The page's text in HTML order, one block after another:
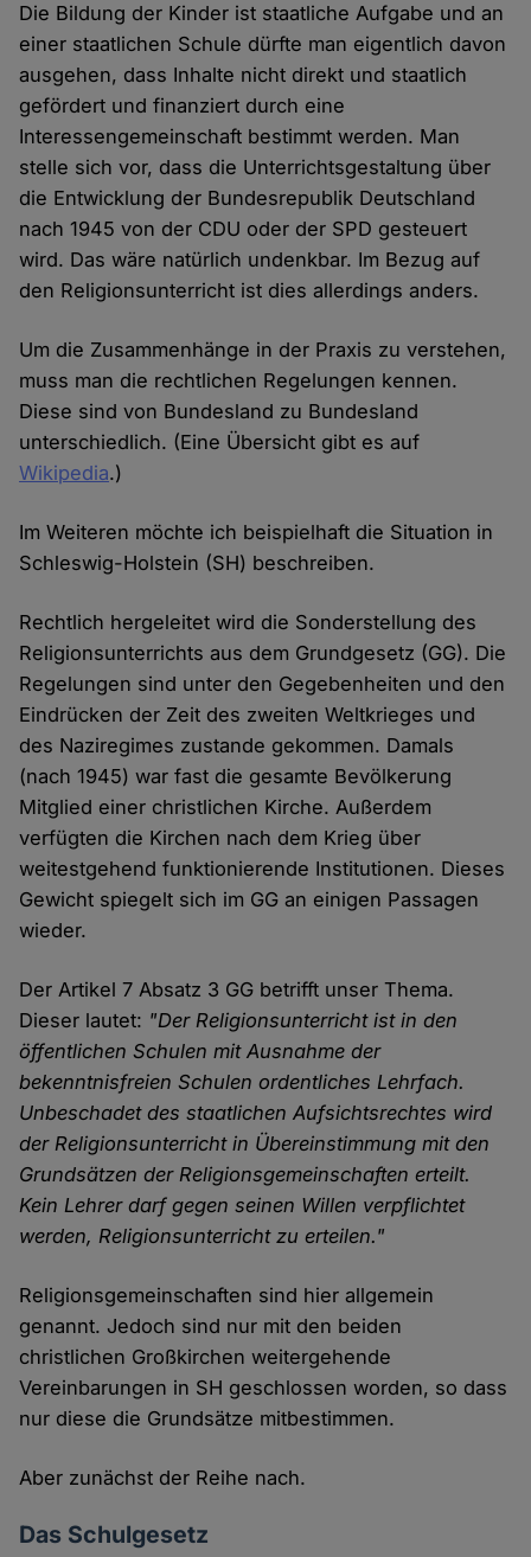
Die Bildung der Kinder ist staatliche Aufgabe und an
einer staatlichen Schule dürfte man eigentlich davon
ausgehen, dass Inhalte nicht direkt und staatlich
gefördert und finanziert durch eine
Interessengemeinschaft bestimmt werden. Man
stelle sich vor, dass die Unterrichtsgestaltung über
die Entwicklung der Bundesrepublik Deutschland
nach 1945 von der CDU oder der SPD gesteuert
wird. Das wäre natürlich undenkbar. Im Bezug auf
den Religionsunterricht ist dies allerdings anders.
Um die Zusammenhänge in der Praxis zu verstehen,
muss man die rechtlichen Regelungen kennen.
Diese sind von Bundesland zu Bundesland
unterschiedlich. (Eine Übersicht gibt es auf
Wikipedia.)
Im Weiteren möchte ich beispielhaft die Situation in
Schleswig-Holstein (SH) beschreiben.
Rechtlich hergeleitet wird die Sonderstellung des
Religionsunterrichts aus dem Grundgesetz (GG). Die
Regelungen sind unter den Gegebenheiten und den
Eindrücken der Zeit des zweiten Weltkrieges und
des Naziregimes zustande gekommen. Damals
(nach 1945) war fast die gesamte Bevölkerung
Mitglied einer christlichen Kirche. Außerdem
verfügten die Kirchen nach dem Krieg über
weitestgehend funktionierende Institutionen. Dieses
Gewicht spiegelt sich im GG an einigen Passagen
wieder.
Der Artikel 7 Absatz 3 GG betrifft unser Thema.
Dieser lautet: "Der Religionsunterricht ist in den
öffentlichen Schulen mit Ausnahme der
bekenntnisfreien Schulen ordentliches Lehrfach.
Unbeschadet des staatlichen Aufsichtsrechtes wird
der Religionsunterricht in Übereinstimmung mit den
Grundsätzen der Religionsgemeinschaften erteilt.
Kein Lehrer darf gegen seinen Willen verpflichtet
werden, Religionsunterricht zu erteilen."
Religionsgemeinschaften sind hier allgemein
genannt. Jedoch sind nur mit den beiden
christlichen Großkirchen weitergehende
Vereinbarungen in SH geschlossen worden, so dass
nur diese die Grundsätze mitbestimmen.
Aber zunächst der Reihe nach.
Das Schulgesetz